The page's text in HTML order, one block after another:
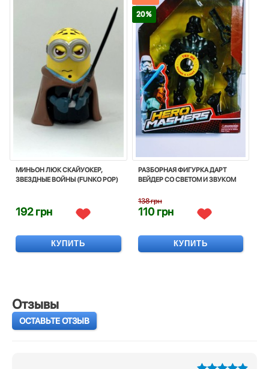
МИНЬОН ЛЮК СКАЙУОКЕР,
ЗВЕЗДНЫЕ ВОЙНЫ (FUNKO POP)
192 грн
КУПИТЬ
РАЗБОРНАЯ ФИГУРКА ДАРТ
ВЕЙДЕР СО СВЕТОМ И ЗВУКОМ
20 %
138 грн
110 грн
КУПИТЬ
Отзывы
ОСТАВЬТЕ ОТЗЫВ